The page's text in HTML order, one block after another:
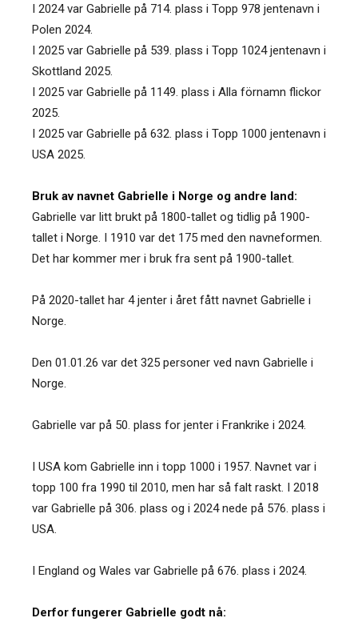
I 2024 var Gabrielle på 714. plass i Topp 978 jentenavn i
Polen 2024.
I 2025 var Gabrielle på 539. plass i Topp 1024 jentenavn i
Skottland 2025.
I 2025 var Gabrielle på 1149. plass i Alla förnamn flickor
2025.
I 2025 var Gabrielle på 632. plass i Topp 1000 jentenavn i
USA 2025.
Bruk av navnet Gabrielle i Norge og andre land:
Gabrielle var litt brukt på 1800-tallet og tidlig på 1900-
tallet i Norge. I 1910 var det 175 med den navneformen.
Det har kommer mer i bruk fra sent på 1900-tallet.
På 2020-tallet har 4 jenter i året fått navnet Gabrielle i
Norge.
Den 01.01.26 var det 325 personer ved navn Gabrielle i
Norge.
Gabrielle var på 50. plass for jenter i Frankrike i 2024.
I USA kom Gabrielle inn i topp 1000 i 1957. Navnet var i
topp 100 fra 1990 til 2010, men har så falt raskt. I 2018
var Gabrielle på 306. plass og i 2024 nede på 576. plass i
USA.
I England og Wales var Gabrielle på 676. plass i 2024.
Derfor fungerer Gabrielle godt nå: